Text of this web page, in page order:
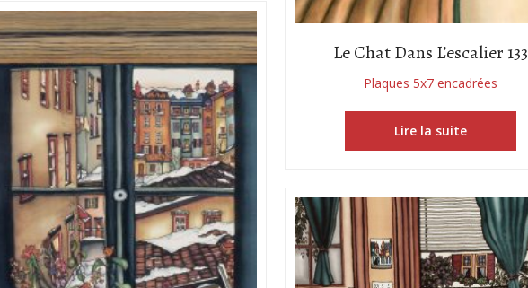
Le Chat Dans L’escalier 133
Plaques 5x7 encadrées
Lire la suite